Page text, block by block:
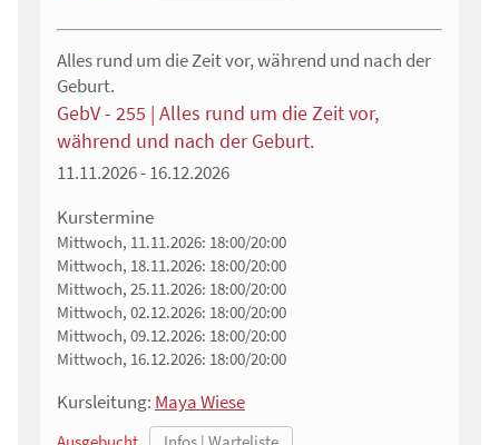
Alles rund um die Zeit vor, während und nach der
Geburt.
GebV - 255 | Alles rund um die Zeit vor,
während und nach der Geburt.
11.11.2026 - 16.12.2026
Kurstermine
Mittwoch, 11.11.2026: 18:00/20:00
Mittwoch, 18.11.2026: 18:00/20:00
Mittwoch, 25.11.2026: 18:00/20:00
Mittwoch, 02.12.2026: 18:00/20:00
Mittwoch, 09.12.2026: 18:00/20:00
Mittwoch, 16.12.2026: 18:00/20:00
Kursleitung: Maya Wiese
Ausgebucht